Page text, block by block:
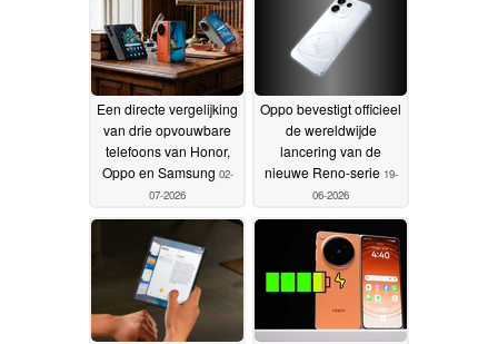
Een directe vergelijking
van drie opvouwbare
telefoons van Honor,
Oppo en Samsung 02-
07-2026
Oppo bevestigt officieel
de wereldwijde
lancering van de
nieuwe Reno-serie 19-
06-2026